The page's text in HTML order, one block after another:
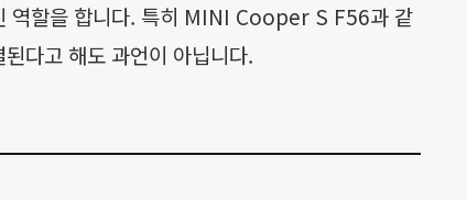
역할을 합니다. 특히 MINI Cooper S F56과 같
다고 해도 과언이 아닙니다.